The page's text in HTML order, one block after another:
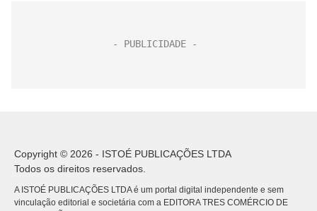
Copyright © 2026 - ISTOÉ PUBLICAÇÕES LTDA
Todos os direitos reservados.
A ISTOÉ PUBLICAÇÕES LTDA é um portal digital independente e sem
vinculação editorial e societária com a EDITORA TRES COMÉRCIO DE